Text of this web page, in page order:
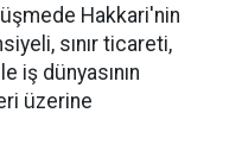
Hakkari'nin
sınır ticareti,
iş dünyasının
üzerine